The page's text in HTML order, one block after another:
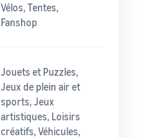
Vélos, Tentes,
Fanshop
Jouets et Puzzles,
Jeux de plein air et
sports, Jeux
artistiques, Loisirs
créatifs, Véhicules,